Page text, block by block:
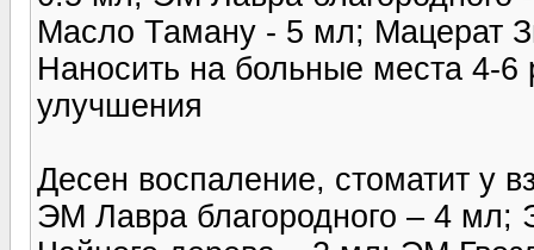
Масло Таману - 5 мл; Мацерат
Наносить на больные места 4-6
улучшения
Десен воспаление, стоматит у
ЭМ Лавра благородного – 4